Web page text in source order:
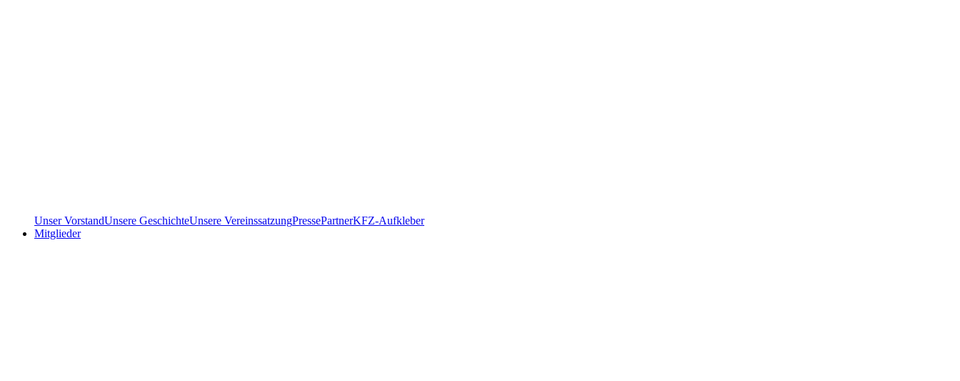
Unser VorstandUnsere GeschichteUnsere VereinssatzungPressePartnerKFZ-Aufkleber
Mitglieder